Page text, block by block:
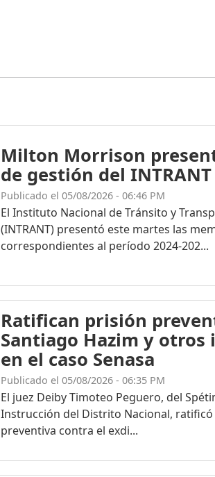
Milton Morrison
de gestión del INTRANT
Publicado el 05/08/2026 - 06:46 PM
El Instituto Nacional de Tránsito y
(INTRANT) presentó este martes las
correspondientes al período 2024-202...
Ratifican prisión
Santiago Hazim y otros
en el caso Senasa
Publicado el 05/08/2026 - 06:35 PM
El juez Deiby Timoteo Peguero, del
Instrucción del Distrito Nacional,
preventiva contra el exdi...